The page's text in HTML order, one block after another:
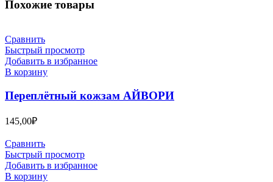
Похожие товары
Сравнить
Быстрый просмотр
Добавить в избранное
В корзину
Переплётный кожзам АЙВОРИ
145,00₽
Сравнить
Быстрый просмотр
Добавить в избранное
В корзину